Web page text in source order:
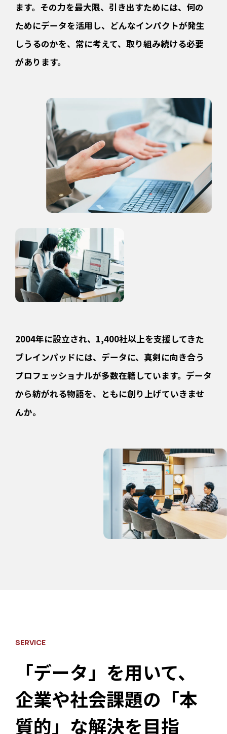
ます。 その力を最大限、引き出すためには、 何の
ためにデータを活用し、 どんなインパクトが発生
しうるのかを、常に考えて、 取り組み続ける必要
があります。
2004年に設立され、1,400社以上を支援してきた
ブレインパッドには、 データに、真剣に向き合う
プロフェッショナルが多数在籍しています。 データ
から紡がれる物語を、ともに創り上げていきませ
んか。
SERVICE
「データ」を用いて、
企業や社会課題の「本
質的」な解決を目指